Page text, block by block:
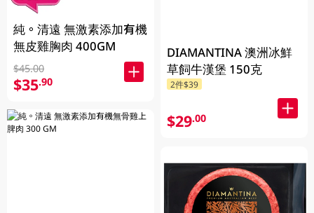
純。清遠 無激素添加有機
無皮雞胸肉 400GM
$45.00
$35.90
DIAMANTINA 澳洲冰鮮
草飼牛漢堡 150克
2件$39
$29.00